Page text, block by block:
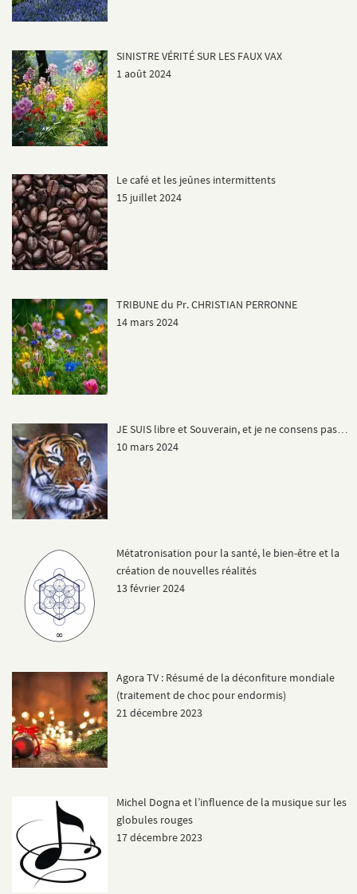
SINISTRE VÉRITÉ SUR LES FAUX VAX
1 août 2024
Le café et les jeûnes intermittents
15 juillet 2024
TRIBUNE du Pr. CHRISTIAN PERRONNE
14 mars 2024
JE SUIS libre et Souverain, et je ne consens pas…
10 mars 2024
Métatronisation pour la santé, le bien-être et la
création de nouvelles réalités
13 février 2024
Agora TV : Résumé de la déconfiture mondiale
(traitement de choc pour endormis)
21 décembre 2023
Michel Dogna et l’influence de la musique sur les
globules rouges
17 décembre 2023